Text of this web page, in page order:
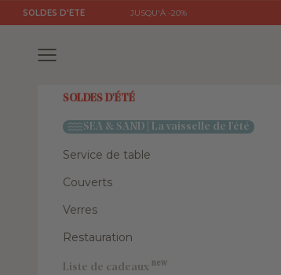
SOLDES D'ÉTÉ JUSQU'À -20%
Menu
SOLDES D'ÉTÉ
SEA & SAND | La vaisselle de l'été
Service de table
Couverts
Verres
Restauration
Liste de cadeaux new